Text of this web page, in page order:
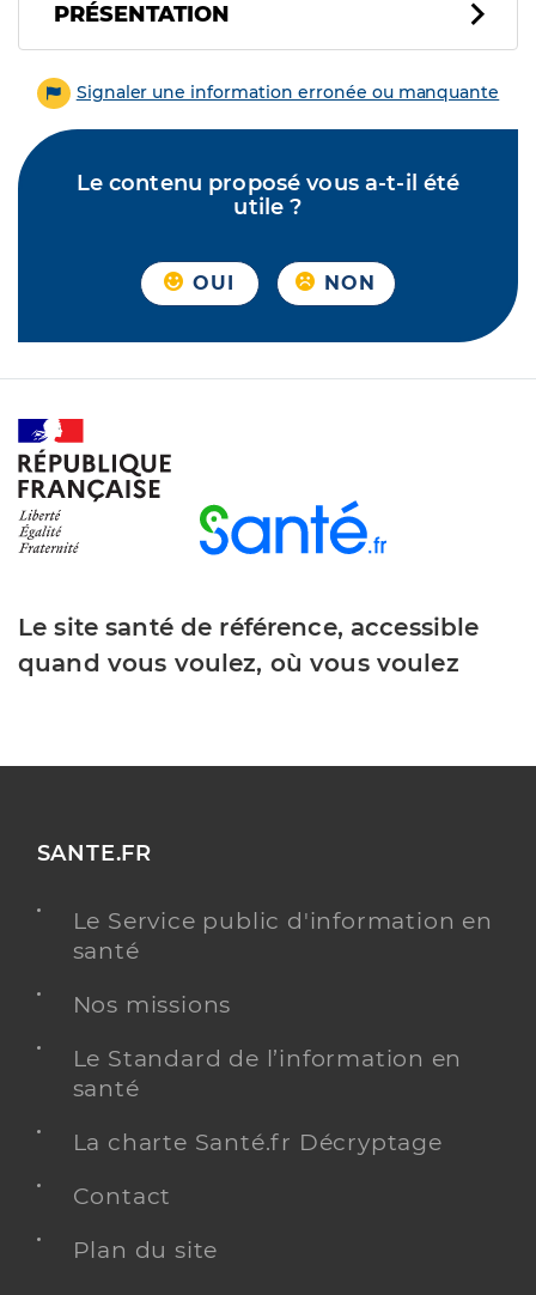
PRÉSENTATION
Signaler une information erronée ou manquante
Le contenu proposé vous a-t-il été
utile ?
OUI NON
Le site santé de référence, accessible
quand vous voulez, où vous voulez
SANTE.FR
Le Service public d'information en
santé
Nos missions
Le Standard de l’information en
santé
La charte Santé.fr Décryptage
Contact
Plan du site